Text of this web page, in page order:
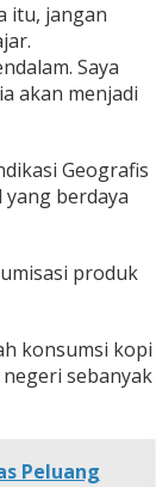
itu, jangan
Saya
akan menjadi
Geografis
berdaya
produk
konsumsi kopi
sebanyak
Peluang